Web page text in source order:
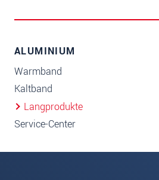
ALUMINIUM
Warmband
Kaltband
Langprodukte
Service-Center